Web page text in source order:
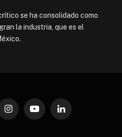
se ha consolidado como
la industria, que es el
InstagramYouTubeLinkedIn